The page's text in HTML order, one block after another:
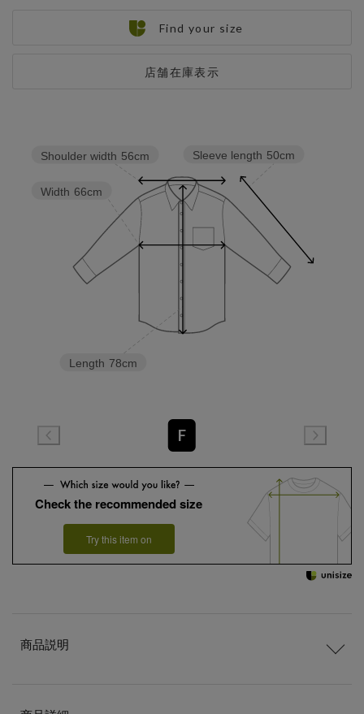
店舗在庫表示
Find your size
Sleeve length 50cm
Length 78cm
Width 66cm
Shoulder width 56cm
F
Check the recommended size
Try this item on
商品説明